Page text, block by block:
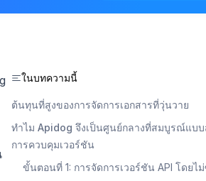
ในบทความนี้
ต้นทุนที่สูงของการจัดการเอกสารที่วุ่นวาย
ทำไม Apidog จึงเป็นศูนย์กลางที่สมบูรณ์แบ
การควบคุมเวอร์ชัน
ขั้นตอนที่ 1: การจัดการเวอร์ชัน API โดยไ